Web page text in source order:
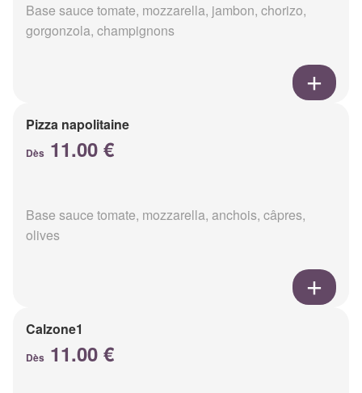
Base sauce tomate, mozzarella, jambon, chorizo,
gorgonzola, champignons
Pizza napolitaine
Dès 11.00 €
Base sauce tomate, mozzarella, anchois, câpres,
olives
Calzone1
Dès 11.00 €